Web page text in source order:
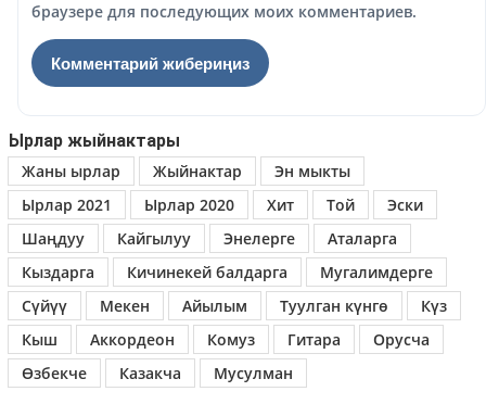
браузере для последующих моих комментариев.
Ырлар жыйнактары
Жаны ырлар
Жыйнактар
Эн мыкты
Ырлар 2021
Ырлар 2020 Хит Той
Эски
Шаңдуу
Кайгылуу Энелерге
Аталарга
Кыздарга
Кичинекей балдарга
Мугалимдерге
Сүйүү
Мекен Айылым Туулган күнгө
Күз
Кыш
Аккордеон Комуз Гитара
Орусча
Өзбекче
Казакча Мусулман